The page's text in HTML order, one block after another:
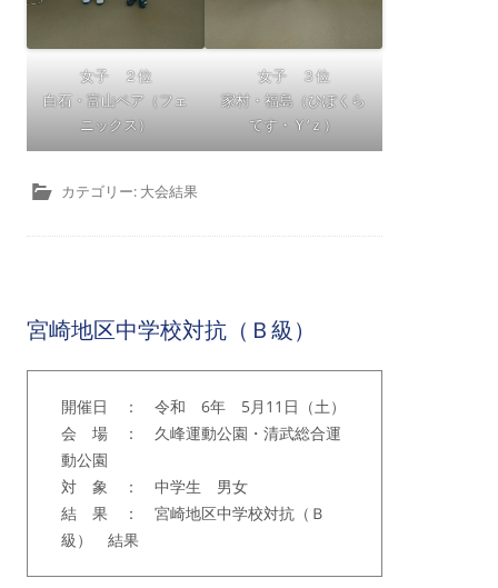
女子 ２位
白石・富山ペア（フェ
ニックス）
女子 ３位
家村・福島（ひぽくら
てす・Ｙ‘ｚ）
カテゴリー: 大会結果
宮崎地区中学校対抗（Ｂ級）
開催日 ： 令和 6年 5月11日（土）
会 場 ： 久峰運動公園・清武総合運
動公園
対 象 ： 中学生 男女
結 果 ： 宮崎地区中学校対抗（Ｂ
級） 結果